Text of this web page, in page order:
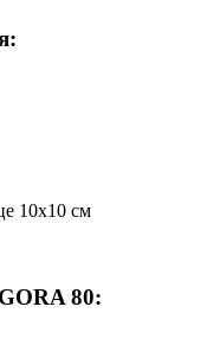
10х10 см
80: